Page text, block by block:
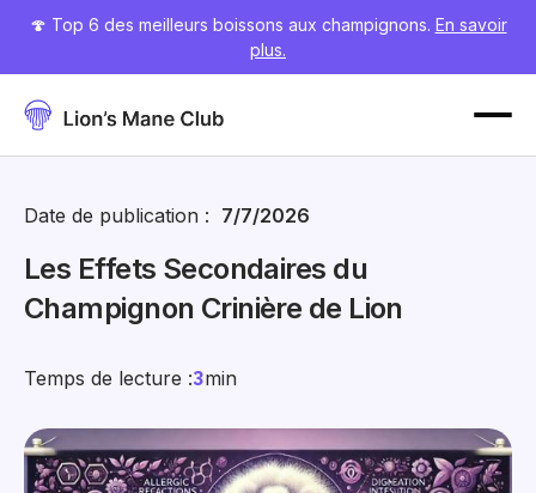
🍄 Top 6 des meilleurs boissons aux champignons. En savoir
plus.
Date de publication : 7/7/2026
Les Effets Secondaires du
Champignon Crinière de Lion
Temps de lecture :3min